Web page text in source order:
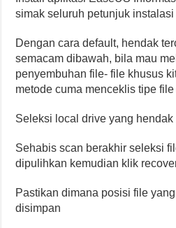
simak seluruh petunjuk instalasi
Dengan cara default, hendak
semacam dibawah, bila mau
penyembuhan file- file khusus
metode cuma menceklis tipe
Seleksi local drive yang
Sehabis scan berakhir seleksi
dipulihkan kemudian klik
Pastikan dimana posisi file
disimpan